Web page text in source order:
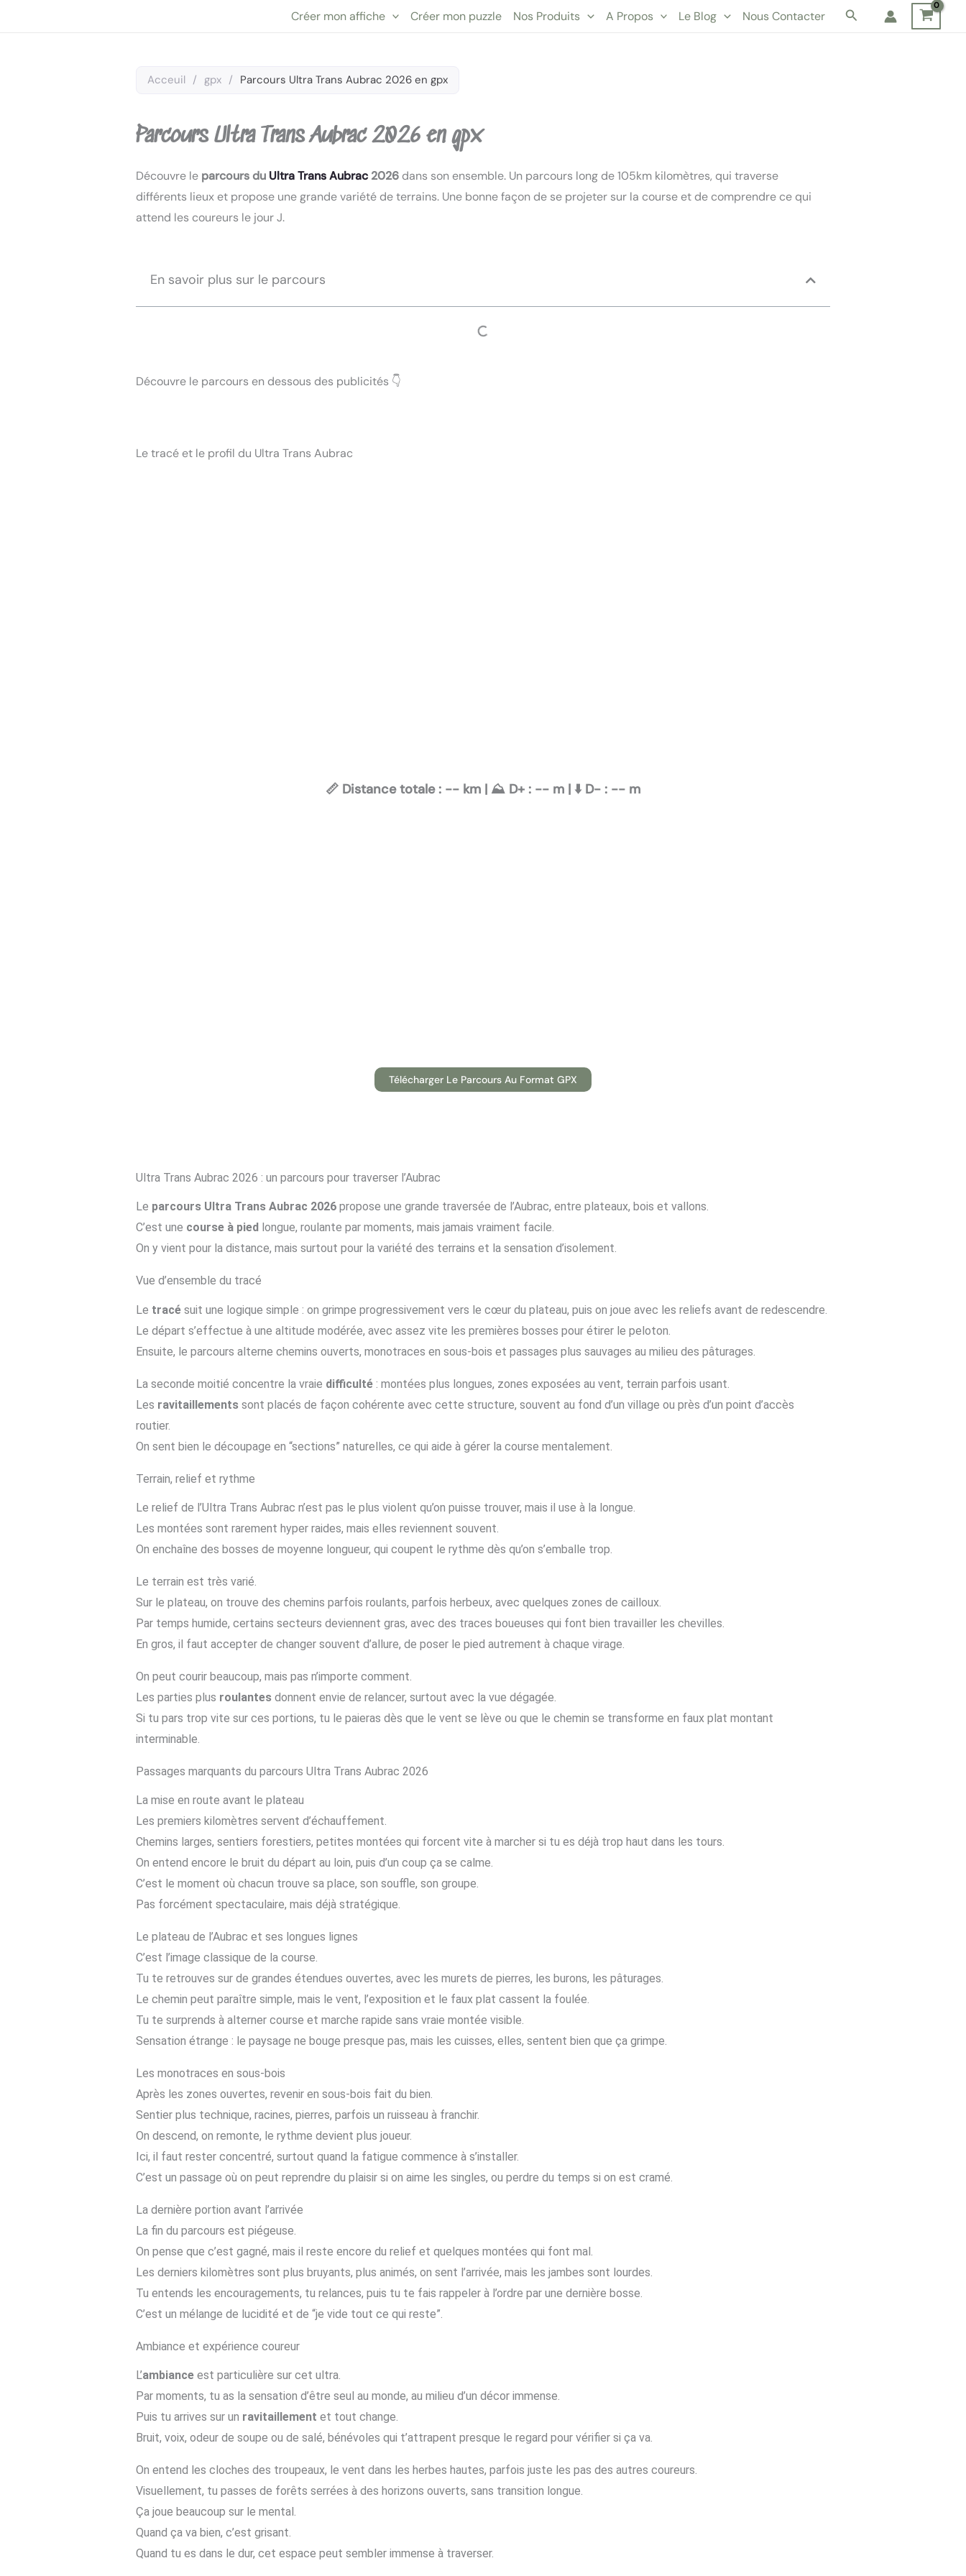
Créer mon affiche Créer mon puzzle Nos Produits A Propos Le Blog Nous Contacter Rechercher
Acceuil / gpx / Parcours Ultra Trans Aubrac 2026 en gpx
Parcours Ultra Trans Aubrac 2026 en gpx
Découvre le parcours du Ultra Trans Aubrac 2026dans son ensemble. Un parcours long de 105km kilomètres, qui traverse
différents lieux et propose une grande variété de terrains. Une bonne façon de se projeter sur la course et de comprendre ce qui
attend les coureurs le jour J.
En savoir plus sur le parcours
Découvre le parcours en dessous des publicités 👇
Le tracé et le profil du Ultra Trans Aubrac
📏 Distance totale : -- km | ⛰️ D+ : -- m | ⬇️ D- : -- m
Télécharger Le Parcours Au Format GPX
Ultra Trans Aubrac 2026 : un parcours pour traverser l’Aubrac
Le parcours Ultra Trans Aubrac 2026propose une grande traversée de l’Aubrac, entre plateaux, bois et vallons.
C’est une course à pied longue, roulante par moments, mais jamais vraiment facile.
On y vient pour la distance, mais surtout pour la variété des terrains et la sensation d’isolement.
Vue d’ensemble du tracé
Le tracésuit une logique simple : on grimpe progressivement vers le cœur du plateau, puis on joue avec les reliefs avant de redescendre.
Le départ s’effectue à une altitude modérée, avec assez vite les premières bosses pour étirer le peloton.
Ensuite, le parcours alterne chemins ouverts, monotraces en sous-bois et passages plus sauvages au milieu des pâturages.
La seconde moitié concentre la vraie difficulté: montées plus longues, zones exposées au vent, terrain parfois usant.
Les ravitaillementssont placés de façon cohérente avec cette structure, souvent au fond d’un village ou près d’un point d’accès
routier.
On sent bien le découpage en “sections” naturelles, ce qui aide à gérer la course mentalement.
Terrain, relief et rythme
Le relief de l’Ultra Trans Aubrac n’est pas le plus violent qu’on puisse trouver, mais il use à la longue.
Les montées sont rarement hyper raides, mais elles reviennent souvent.
On enchaîne des bosses de moyenne longueur, qui coupent le rythme dès qu’on s’emballe trop.
Le terrain est très varié.
Sur le plateau, on trouve des chemins parfois roulants, parfois herbeux, avec quelques zones de cailloux.
Par temps humide, certains secteurs deviennent gras, avec des traces boueuses qui font bien travailler les chevilles.
En gros, il faut accepter de changer souvent d’allure, de poser le pied autrement à chaque virage.
On peut courir beaucoup, mais pas n’importe comment.
Les parties plus roulantesdonnent envie de relancer, surtout avec la vue dégagée.
Si tu pars trop vite sur ces portions, tu le paieras dès que le vent se lève ou que le chemin se transforme en faux plat montant
interminable.
Passages marquants du parcours Ultra Trans Aubrac 2026
La mise en route avant le plateau
Les premiers kilomètres servent d’échauffement.
Chemins larges, sentiers forestiers, petites montées qui forcent vite à marcher si tu es déjà trop haut dans les tours.
On entend encore le bruit du départ au loin, puis d’un coup ça se calme.
C’est le moment où chacun trouve sa place, son souffle, son groupe.
Pas forcément spectaculaire, mais déjà stratégique.
Le plateau de l’Aubrac et ses longues lignes
C’est l’image classique de la course.
Tu te retrouves sur de grandes étendues ouvertes, avec les murets de pierres, les burons, les pâturages.
Le chemin peut paraître simple, mais le vent, l’exposition et le faux plat cassent la foulée.
Tu te surprends à alterner course et marche rapide sans vraie montée visible.
Sensation étrange : le paysage ne bouge presque pas, mais les cuisses, elles, sentent bien que ça grimpe.
Les monotraces en sous-bois
Après les zones ouvertes, revenir en sous-bois fait du bien.
Sentier plus technique, racines, pierres, parfois un ruisseau à franchir.
On descend, on remonte, le rythme devient plus joueur.
Ici, il faut rester concentré, surtout quand la fatigue commence à s’installer.
C’est un passage où on peut reprendre du plaisir si on aime les singles, ou perdre du temps si on est cramé.
La dernière portion avant l’arrivée
La fin du parcours est piégeuse.
On pense que c’est gagné, mais il reste encore du relief et quelques montées qui font mal.
Les derniers kilomètres sont plus bruyants, plus animés, on sent l’arrivée, mais les jambes sont lourdes.
Tu entends les encouragements, tu relances, puis tu te fais rappeler à l’ordre par une dernière bosse.
C’est un mélange de lucidité et de “je vide tout ce qui reste”.
Ambiance et expérience coureur
L’ambianceest particulière sur cet ultra.
Par moments, tu as la sensation d’être seul au monde, au milieu d’un décor immense.
Puis tu arrives sur un ravitaillement et tout change.
Bruit, voix, odeur de soupe ou de salé, bénévoles qui t’attrapent presque le regard pour vérifier si ça va.
On entend les cloches des troupeaux, le vent dans les herbes hautes, parfois juste les pas des autres coureurs.
Visuellement, tu passes de forêts serrées à des horizons ouverts, sans transition longue.
Ça joue beaucoup sur le mental.
Quand ça va bien, c’est grisant.
Quand tu es dans le dur, cet espace peut sembler immense à traverser.